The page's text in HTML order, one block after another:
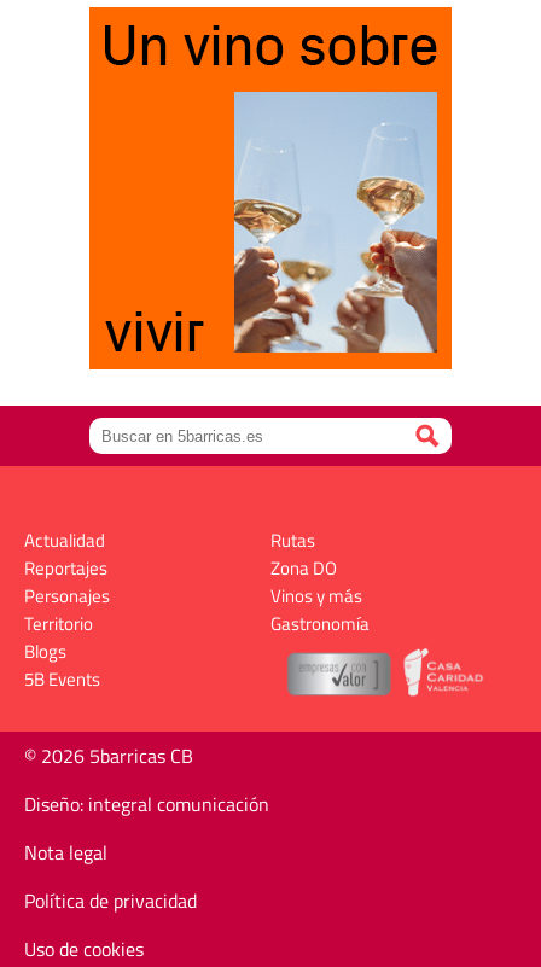
Actualidad
Reportajes
Personajes
Territorio
Rutas
Zona DO
Vinos y más
Gastronomía
Blogs
5B Events
© 2026 5barricas CB
Diseño: integral comunicación
Nota legal
Política de privacidad
Uso de cookies